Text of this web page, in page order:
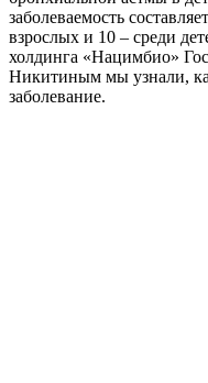
заболеваемость
взрослых и 10 – среди
холдинга «Нацимбио»
Никитиным мы узнали,
заболевание.